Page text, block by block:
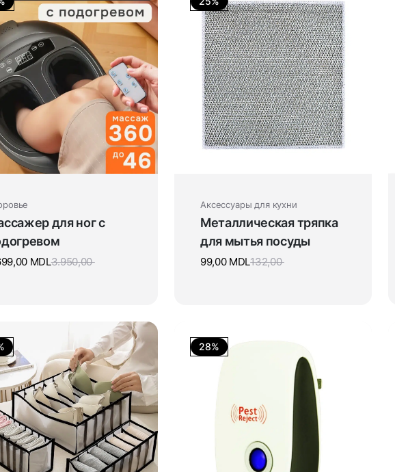
для ног с
3.950,00
MDL
Аксессуары для кухни
Металлическая тряпка
для мытья посуды
132,00
99,00 MDL
28%